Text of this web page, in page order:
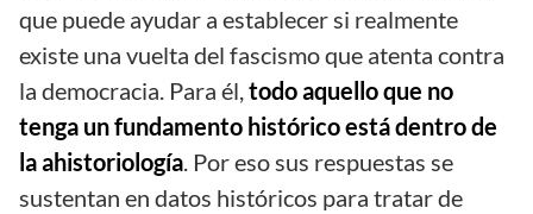
que puede ayudar a establecer si realmente
existe una vuelta del fascismo que atenta contra
la democracia. Para él,todo aquello que no
tenga un fundamento histórico está dentro de
la ahistoriología. Por eso sus respuestas se
sustentan en datos históricos para tratar de